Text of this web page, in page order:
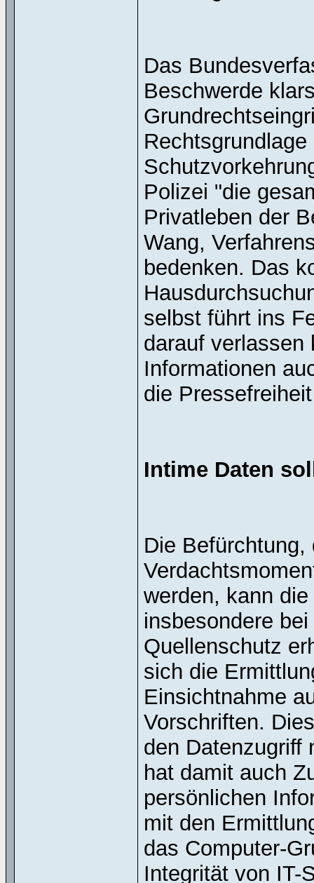
Das
Beschwerde
Polizei "die
Privatleben der
Wang,
bedenken. Das
selbst führt ins
darauf verlassen
Informationen
die
Intime Daten
Die
werden, kann
insbesondere
Quellenschutz
sich die
Einsichtnahme
Vorschriften.
den Datenzugriff
hat damit auch
persönlichen
mit den
das Computer-
Integrität von IT-